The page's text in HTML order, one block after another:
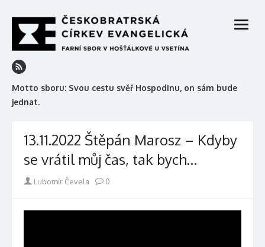
to
content
Motto sboru: Svou cestu svěř Hospodinu, on sám bude
jednat.
open
13.11.2022 Štěpán Marosz – Kdyby
se vrátil můj čas, tak bych…
Author
Lubomír Čevela 0